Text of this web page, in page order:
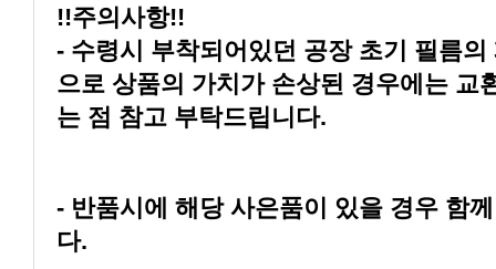
!!주의사항!!
는 점 참고 부탁드립니다.
다.